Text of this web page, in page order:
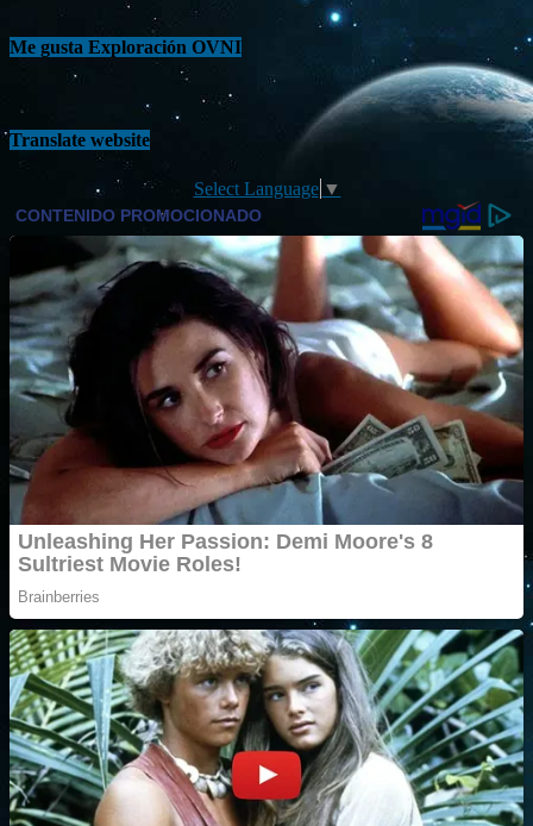
Me gusta Exploración OVNI
Translate website
Select Language ▼